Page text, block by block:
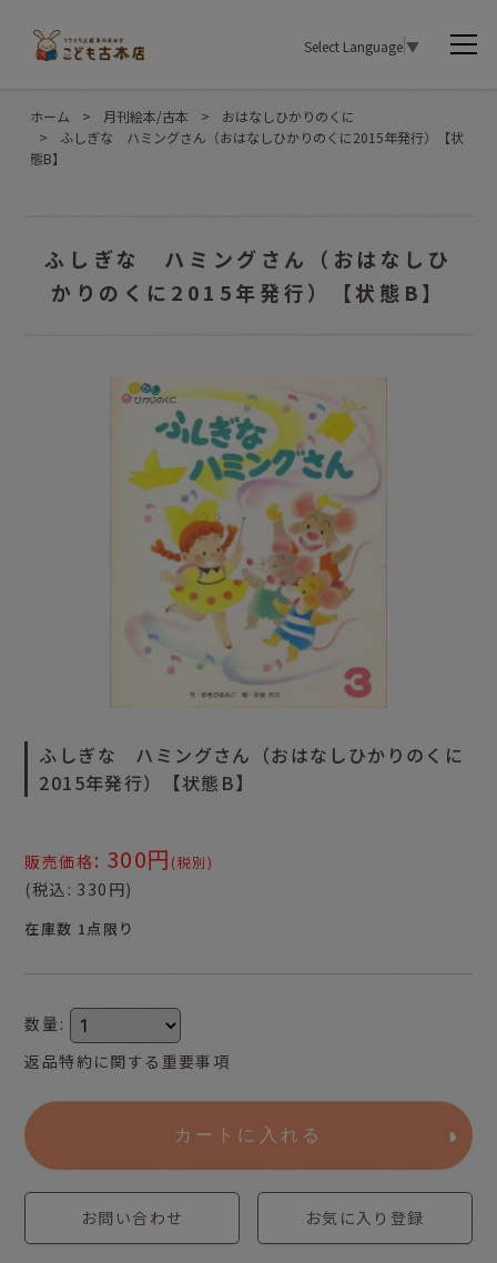
Select Language▼
ホーム > 月刊絵本/古本 >
おはなしひかりのくに
>
ふしぎな ハミングさん（おはなしひかりのくに2015年発行）【状
態B】
ふしぎな ハミングさん（おはなしひ
かりのくに2015年発行）【状態B】
ふしぎな ハミングさん（おはなしひかりのくに
2015年発行）【状態B】
販売価格: 300円 (税別)
(税込 : 330 円)
在庫数 1点限り
数量 :
返品特約に関する重要事項
カートに入れる
お問い合わせ お気に入り登録